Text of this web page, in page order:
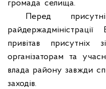
громада селища.
Перед
привітав присутніх
організаторам та
влада району завжди
заходів.